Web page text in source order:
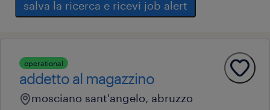
salva la ricerca e ricevi job alert
operational
addetto al magazzino
mosciano sant'angelo, abruzzo